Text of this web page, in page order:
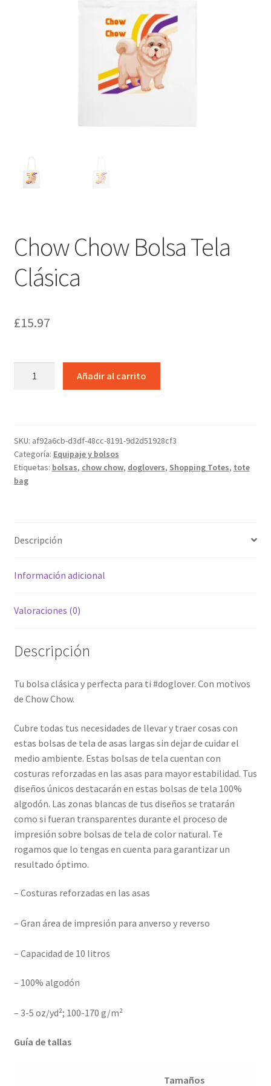
Chow Chow Bolsa Tela
Clásica
£15.97
cantidad
Añadir al carrito
SKU: af92a6cb-d3df-48cc-8191-9d2d51928cf3
Categoría: Equipaje y bolsos
Etiquetas: bolsas, chow chow, doglovers, Shopping Totes, tote
bag
Descripción
Información adicional
Valoraciones (0)
Descripción
Tu bolsa clásica y perfecta para ti #doglover. Con motivos
de Chow Chow.
Cubre todas tus necesidades de llevar y traer cosas con
estas bolsas de tela de asas largas sin dejar de cuidar el
medio ambiente. Estas bolsas de tela cuentan con
costuras reforzadas en las asas para mayor estabilidad. Tus
diseños únicos destacarán en estas bolsas de tela 100%
algodón. Las zonas blancas de tus diseños se tratarán
como si fueran transparentes durante el proceso de
impresión sobre bolsas de tela de color natural. Te
rogamos que lo tengas en cuenta para garantizar un
resultado óptimo.
– Costuras reforzadas en las asas
– Gran área de impresión para anverso y reverso
– Capacidad de 10 litros
– 100% algodón
– 3-5 oz/yd²; 100-170 g/m²
Guía de tallas
Tamaños